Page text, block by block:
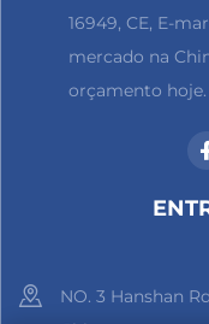
16949, CE, E-
mercado na
orçamento hoje.
NO. 3 Hanshan